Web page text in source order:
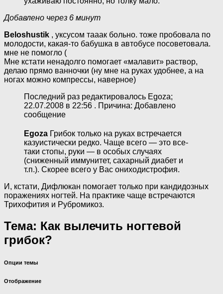
Добавлено через 6 минут
Beloshustik , уксусом тааак больно. тоже пробовала по
молодости, какая-то бабушка в автобусе посоветовала.
мне не помогло (
Мне кстати ненадолго помогает «малавит» раствор,
делаю прямо ванночки (ну мне на руках удобнее, а на
ногах можно компрессы, наверное)
Последний раз редактировалось Egoza;
22.07.2008 в 22:56 . Причина: Добавлено
сообщение
Egoza Грибок только на руках встречается
казуистически редко. Чаще всего — это все-
таки стопы, руки — в особых случаях
(сниженный иммунитет, сахарный диабет и
т.п.). Скорее всего у Вас ониходистрофия.
И, кстати, Дифлюкан помогает только при кандидозных
поражениях ногтей. На практике чаще встречаются
Трихофития и Рубромикоз.
Тема: Как вылечить ногтевой
грибок?
Опции темы
Отображение